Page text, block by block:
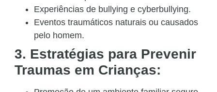
Experiências de bullying e cyberbullying.
Eventos traumáticos naturais ou causados
pelo homem.
3. Estratégias para Prevenir
Traumas em Crianças: